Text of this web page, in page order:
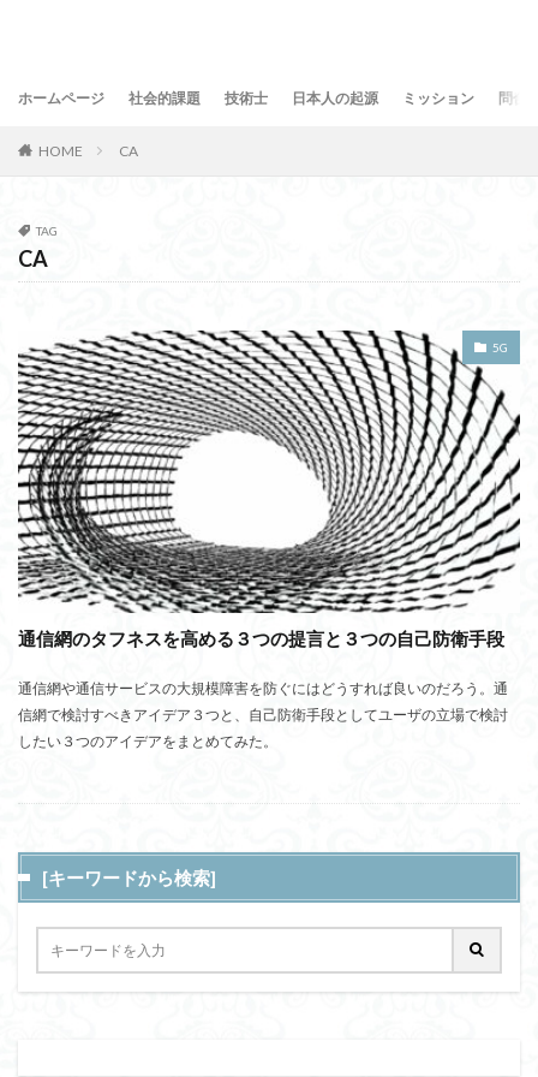
ホームページ 社会的課題 技術士 日本人の起源 ミッション 問合
HOME CA
TAG
CA
5G
通信網のタフネスを高める３つの提言と３つの自己防衛手段
通信網や通信サービスの大規模障害を防ぐにはどうすれば良いのだろう。通
信網で検討すべきアイデア３つと、自己防衛手段としてユーザの立場で検討
したい３つのアイデアをまとめてみた。
[キーワードから検索]